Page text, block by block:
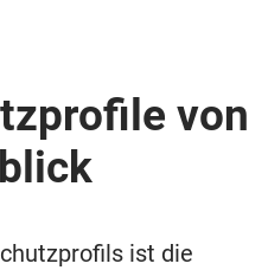
von
ist die